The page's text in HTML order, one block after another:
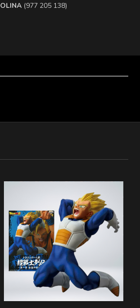
(977 205 138)